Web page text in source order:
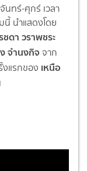
นทร์-ศุกร์ เวลา
นำแสดงโดย
ชดา วราพชระ
จำนงกิจ จาก
งแรกของ เหนือ